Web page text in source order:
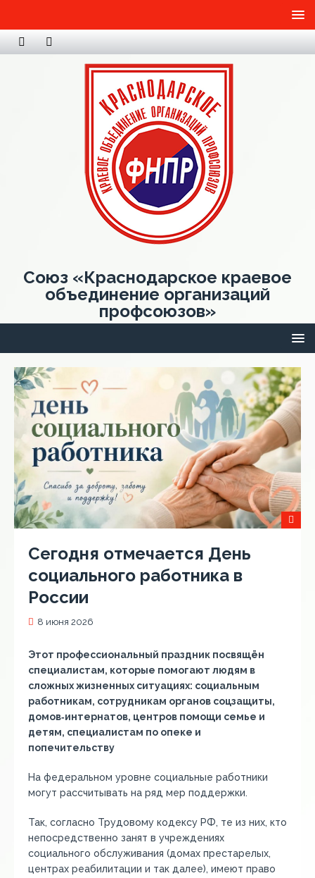
Союз «Краснодарское краевое
объединение организаций
профсоюзов»
Сегодня отмечается День
социального работника в
России
8 июня 2026
Этот профессиональный праздник посвящён
специалистам, которые помогают людям в
сложных жизненных ситуациях: социальным
работникам, сотрудникам органов соцзащиты,
домов‑интернатов, центров помощи семье и
детям, специалистам по опеке и
попечительству
На федеральном уровне социальные работники
могут рассчитывать на ряд мер поддержки.
Так, согласно Трудовому кодексу РФ, те из них, кто
непосредственно занят в учреждениях
социального обслуживания (домах престарелых,
центрах реабилитации и так далее), имеют право